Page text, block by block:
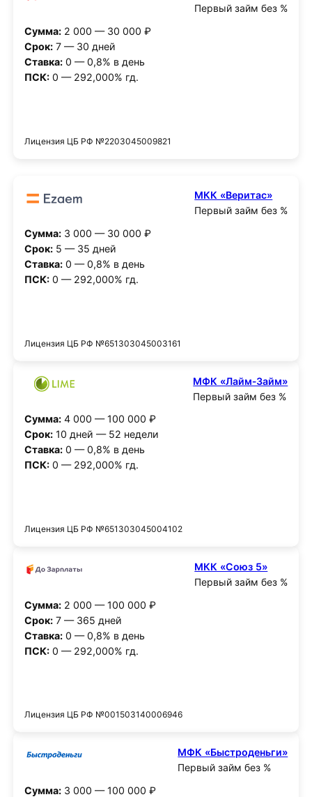
Первый займ без %
Сумма:2 000 — 30 000 ₽
Срок:7 — 30 дней
Ставка:0 — 0,8% в день
ПСК:0 — 292,000% гд.
Лицензия ЦБ РФ №2203045009821
МКК «Веритас»
Первый займ без %
Сумма:3 000 — 30 000 ₽
Срок:5 — 35 дней
Ставка:0 — 0,8% в день
ПСК:0 — 292,000% гд.
Лицензия ЦБ РФ №651303045003161
МФК «Лайм‑Займ»
Первый займ без %
Сумма:4 000 — 100 000 ₽
Срок:10 дней — 52 недели
Ставка:0 — 0,8% в день
ПСК:0 — 292,000% гд.
Лицензия ЦБ РФ №651303045004102
МКК «Союз 5»
Первый займ без %
Сумма:2 000 — 100 000 ₽
Срок:7 — 365 дней
Ставка:0 — 0,8% в день
ПСК:0 — 292,000% гд.
Лицензия ЦБ РФ №001503140006946
МФК «Быстроденьги»
Первый займ без %
Сумма:3 000 — 100 000 ₽